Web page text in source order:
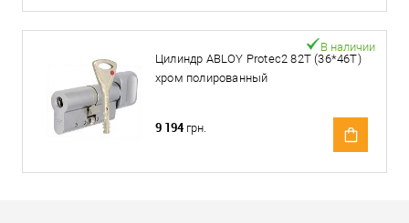
Цилиндр ABLOY Protec2 82T (36*46T)
хром полированный
В наличии
9 194 грн.